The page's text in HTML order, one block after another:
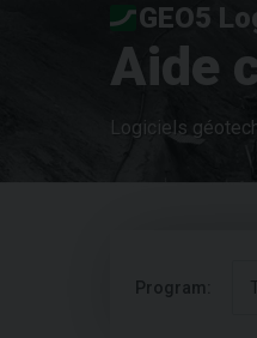
GEO5
Aide
Logiciels
Program: